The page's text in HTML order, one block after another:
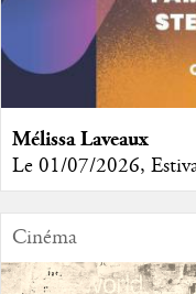
Mélissa Laveaux
Le 01/07/2026,
Cinéma